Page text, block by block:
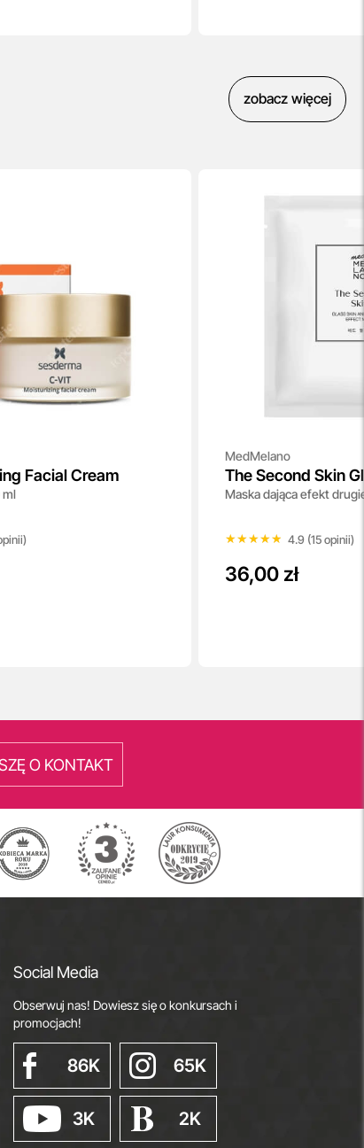
zobacz więcej
Facial Cream
ml
MedMelano
The Second Skin
OX-LIKE Effekt
Maska dająca efekt
★★★★★
★★★★★ 4.9 (15 opinii)
36,00 zł
O KONTAKT
Social Media
Obserwuj nas! Dowiesz się o konkursach i
promocjach!
86K 65K
3K 2K